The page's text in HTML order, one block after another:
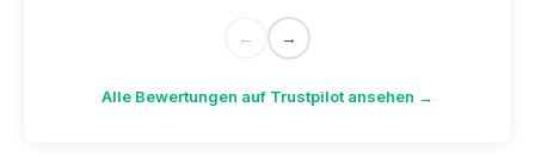
← →
Alle Bewertungen auf Trustpilot ansehen →